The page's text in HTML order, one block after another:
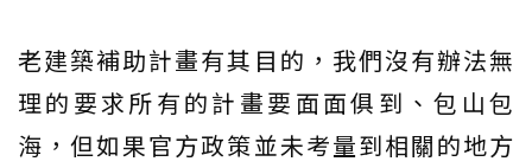
老建築補助計畫有其目的，我們沒有辦法無
理的要求所有的計畫要面面俱到、包山包
海，但如果官方政策並未考量到相關的地方